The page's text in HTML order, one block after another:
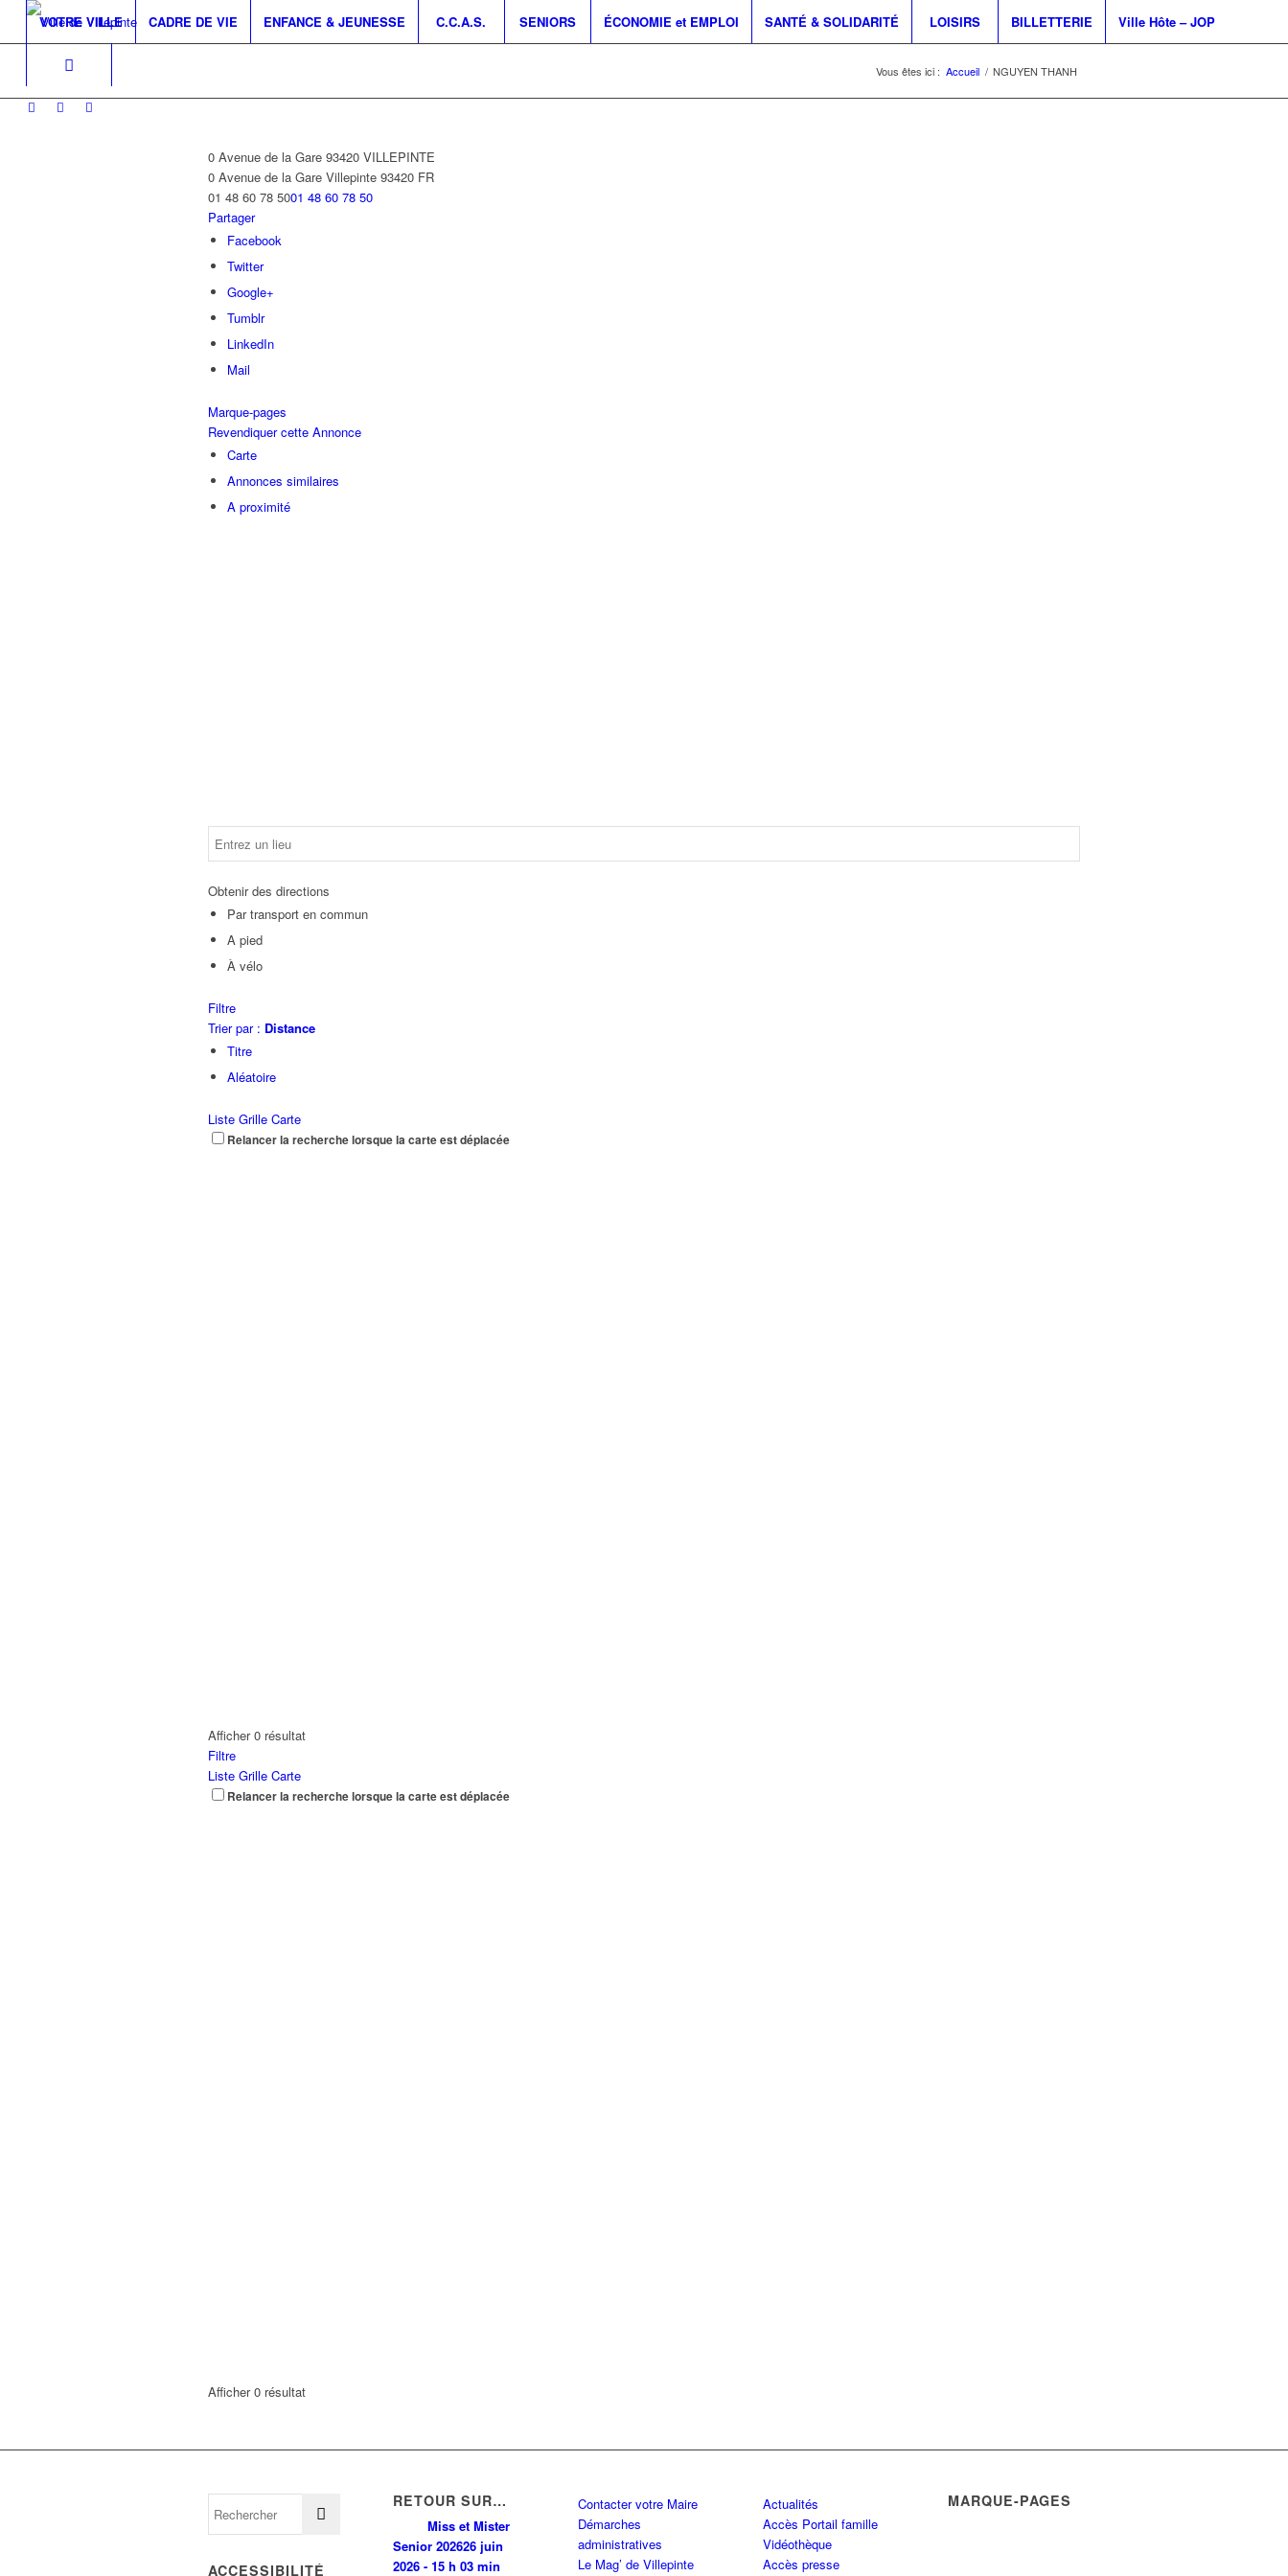
VOTRE VILLE CADRE DE VIE ENFANCE & JEUNESSE C.C.A.S. SENIORS ÉCONOMIE et EMPLOI SANTÉ & SOLIDARITÉ LOISIRS BILLETTERIE Ville Hôte – JOP
Vous êtes ici : Accueil / NGUYEN THANH
0 Avenue de la Gare 93420 VILLEPINTE
0 Avenue de la Gare Villepinte 93420 FR
01 48 60 78 5001 48 60 78 50
Partager
Facebook
Twitter
Google+
Tumblr
LinkedIn
Mail
Marque-pages
Revendiquer cette Annonce
Carte
Annonces similaires
A proximité
Obtenir des directions
Par transport en commun
A pied
À vélo
Filtre
Trier par : Distance
Titre
Aléatoire
Liste Grille Carte
Relancer la recherche lorsque la carte est déplacée
Afficher 0 résultat
Filtre
Liste Grille Carte
Relancer la recherche lorsque la carte est déplacée
Afficher 0 résultat
ACCESSIBILITÉ
RETOUR SUR…
Miss et Mister
Senior 202626 juin
2026 - 15 h 03 min
Contacter votre Maire
Démarches
administratives
Le Mag’ de Villepinte
Actualités
Accès Portail famille
Vidéothèque
Accès presse
MARQUE-PAGES